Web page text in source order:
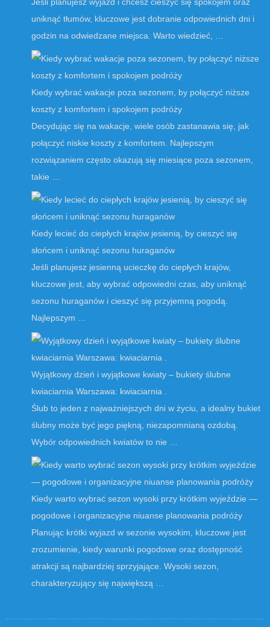
uniknąć tłumów, kluczowe jest dobranie odpowiednich dni i
godzin na odwiedzane miejsca. Warto wiedzieć, …
Kiedy wybrać wakacje poza sezonem, by połączyć niższe
koszty z komfortem i spokojem podróży
Decydując się na wakacje, wiele osób zastanawia się, jak
połączyć niskie koszty z komfortem. Najlepszym
rozwiązaniem często okazują się miesiące poza sezonem,
takie …
Kiedy lecieć do ciepłych krajów jesienią, by cieszyć się
słońcem i uniknąć sezonu huraganów
Jeśli planujesz jesienną ucieczkę do ciepłych krajów,
kluczowe jest, aby wybrać odpowiedni czas, aby uniknąć
sezonu huraganów i cieszyć się przyjemną pogodą.
Najlepszym …
Wyjątkowy dzień i wyjątkowe kwiaty – bukiety ślubne
kwiaciarnia Warszawa: kwiaciarnia .
Ślub to jeden z najważniejszych dni w życiu, a idealny bukiet
ślubny może być jego piękną, niezapomnianą ozdobą.
Wybór odpowiednich kwiatów to nie …
Kiedy warto wybrać sezon wysoki przy krótkim wyjeździe —
pogodowe i organizacyjne niuanse planowania podróży
Planując krótki wyjazd w sezonie wysokim, kluczowe jest
zrozumienie, kiedy warunki pogodowe oraz dostępność
atrakcji są najbardziej sprzyjające. Wysoki sezon,
charakteryzujący się największą …